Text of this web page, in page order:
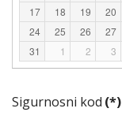
17
18 19 20
24
25 26 27
31
1 2 3
Sigurnosni kod (*)